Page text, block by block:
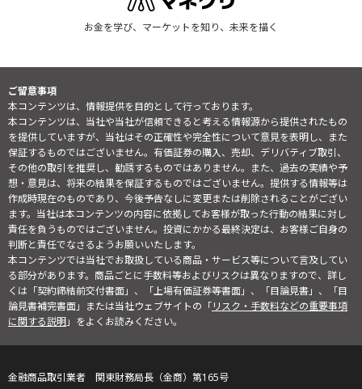
お金を学び、マーケットを知り、未来を描く
ご留意事項
本コンテンツは、情報提供を目的として行っております。
本コンテンツは、当社や当社が信頼できると考える情報源から提供されたもの
を提供していますが、当社はその正確性や完全性について意見を表明し、また
保証するものではございません。有価証券の購入、売却、デリバティブ取引、
その他の取引を推奨し、勧誘するものではありません。また、過去の実績や予
想・意見は、将来の結果を保証するものではございません。提供する情報等は
作成時現在のものであり、今後予告なしに変更または削除されることがござい
ます。当社は本コンテンツの内容に依拠してお客様が取った行動の結果に対し
責任を負うものではございません。投資にかかる最終決定は、お客様ご自身の
判断と責任でなさるようお願いいたします。
本コンテンツでは当社でお取扱している商品・サービス等について言及してい
る部分があります。商品ごとに手数料等およびリスクは異なりますので、詳し
くは「契約締結前交付書面」、「上場有価証券等書面」、「目論見書」、「目
論見書補完書面」または当社ウェブサイトの「リスク・手数料などの重要事項
に関する説明」をよくお読みください。
金融商品取引業者 関東財務局長（金商）第165号